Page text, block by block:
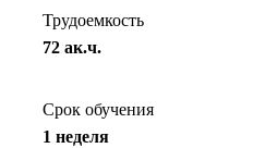
Трудоемкость
72 ак.ч.
Срок обучения
1 неделя